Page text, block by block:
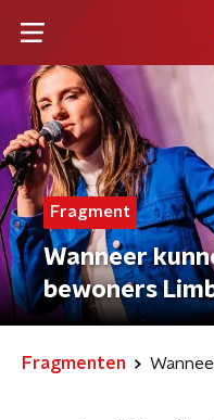
Fragment
Wanneer
bewoners
Fragmenten